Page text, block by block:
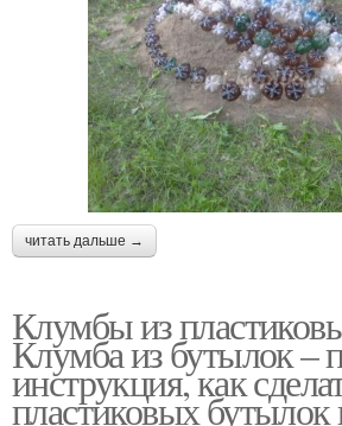
читать дальше →
Клумбы из
Клумба из бутылок –
инструкция, как
пластиковых